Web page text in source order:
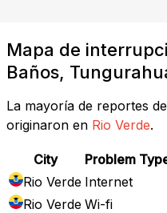
Mapa de
Baños,
La mayoría de reportes
originaron en Rio Verde.
City Problem
Rio Verde Internet
Rio Verde Wi-fi